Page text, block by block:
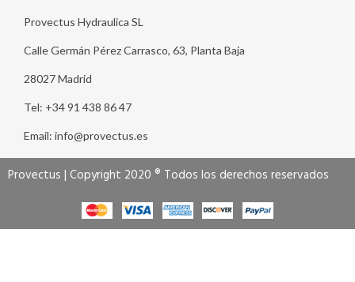
Provectus Hydraulica SL
Calle Germán Pérez Carrasco, 63, Planta Baja
28027 Madrid
Tel: +34 91 438 86 47
Email: info@provectus.es
Provectus | Copyright 2020 ® Todos los derechos reservados